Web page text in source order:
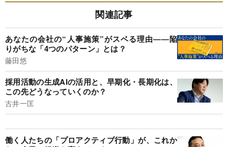
関連記事
あなたの会社の“人事施策”がスベる理由――陥
りがちな「4つのパターン」とは？
藤田悠
採用活動の生成AIの活用と、早期化・長期化は、
この先どうなっていくのか？
古井一匡
働く人たちの「プロアクティブ行動」が、これか